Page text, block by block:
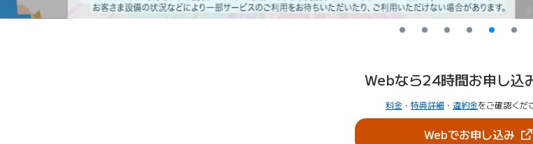
Webなら24時間お申し込
料金 ・ 特典詳細 ・ 違約金をご確認くだ
Webでお申し込み（